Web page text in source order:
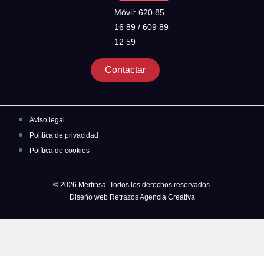
Móvil: 620 85
16 89 / 609 89
12 59
Contactar
Aviso legal
Política de privacidad
Política de cookies
© 2026 Merfinsa. Todos los derechos reservados.
Diseño web Retrazos Agencia Creativa